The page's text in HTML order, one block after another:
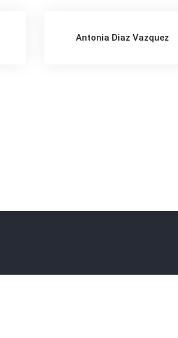
Antonia Diaz Vazquez